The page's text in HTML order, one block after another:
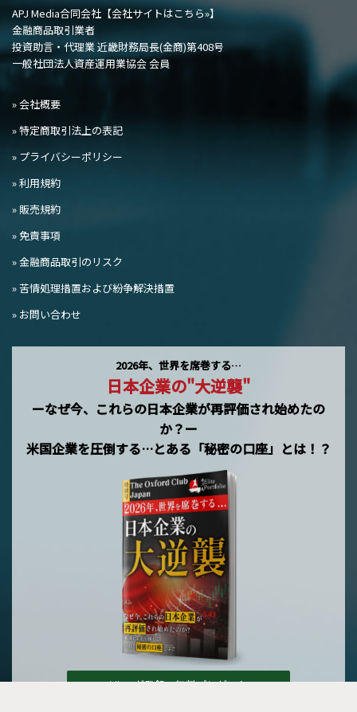
APJ Media合同会社 【会社サイトはこちら»】
金融商品取引業者
投資助言・代理業 近畿財務局長(金商)第408号
一般社団法人資産運用業協会 会員
» 会社概要
» 特定商取引法上の表記
» プライバシーポリシー
» 利用規約
» 販売規約
» 免責事項
» 金融商品取引のリスク
» 苦情処理措置および紛争解決措置
» お問い合わせ
2026年、世界を席巻する…
日本企業の"大逆襲"
ーなぜ今、これらの日本企業が再評価され始めたの
か？ー
米国企業を圧倒する…とある「秘密の口座」とは！？
メルマガ登録で無料プレゼント »